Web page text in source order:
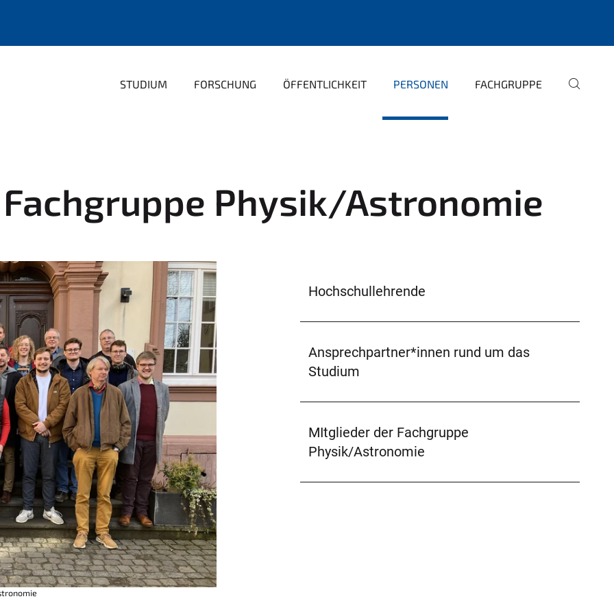
STUDIUM FORSCHUNG ÖFFENTLICHKEIT PERSONEN FACHGRUPPE
Physik/Astronomie
Hochschullehrende
Ansprechpartner*innen rund um das
Studium
MItglieder der Fachgruppe
Physik/Astronomie